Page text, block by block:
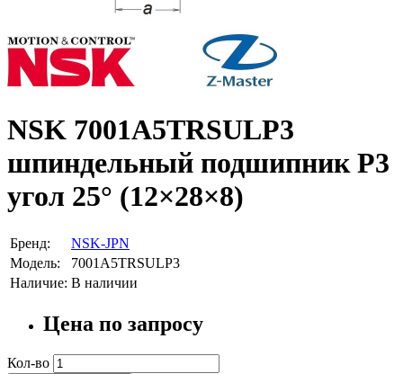
NSK 7001A5TRSULP3
шпиндельный подшипник P3
угол 25° (12×28×8)
Бренд:
NSK-JPN
Модель:
7001A5TRSULP3
Наличие: В наличии
Цена по запросу
Кол-во